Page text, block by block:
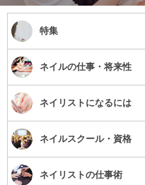
特集
ネイルの仕事・将来性
ネイリストになるには
ネイルスクール・資格
ネイリストの仕事術